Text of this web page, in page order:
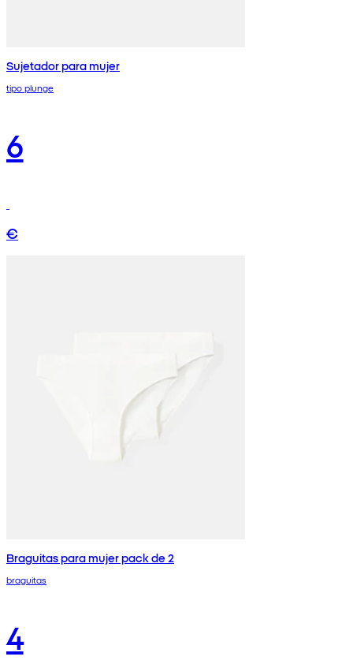
Sujetador para mujer
tipo plunge
6
€
Braguitas para mujer pack de 2
braguitas
4